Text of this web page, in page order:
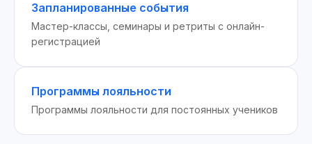
Запланированные события
Мастер-классы, семинары и ретриты с онлайн-
регистрацией
Программы лояльности
Программы лояльности для постоянных учеников